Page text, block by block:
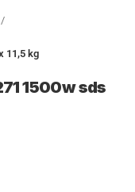
11,5 kg
1500w sds